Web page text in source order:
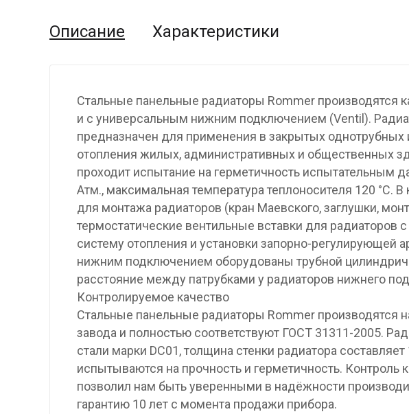
Описание Характеристики
Стальные панельные радиаторы Rommer производятся
и с универсальным нижним подключением (Ventil).
предназначен для применения в закрытых однотрубных
отопления жилых, административных и общественных
проходит испытание на герметичность испытательным
Атм., максимальная температура теплоносителя 120 °С.
для монтажа радиаторов (кран Маевского, заглушки,
термостатические вентильные вставки для
систему отопления и установки запорно-регулирующей
нижним подключением оборудованы трубной
расстояние между патрубками у радиаторов нижнего
Контролируемое качество
Стальные панельные радиаторы Rommer производятся
завода и полностью соответствуют ГОСТ 31311-2005.
стали марки DC01, толщина стенки радиатора
испытываются на прочность и герметичность. Контроль
позволил нам быть уверенными в надёжности
гарантию 10 лет с момента продажи прибора.